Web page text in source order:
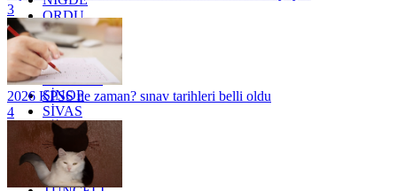
ORDU
OSMANİYE
RİZE
SAKARYA
SAMSUN
SİNOP
SİVAS
SİİRT
TEKİRDAĞ
TOKAT
TRABZON
3
2026 KPSS ne zaman? sınav tarihleri belli oldu
4